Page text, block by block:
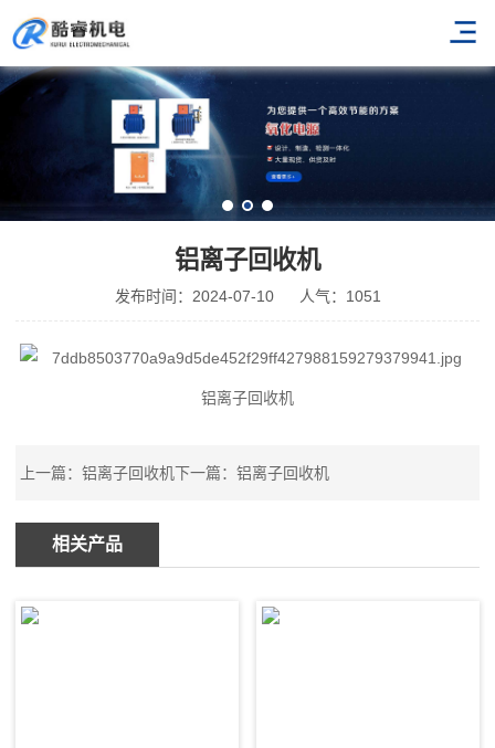
铝离子回收机
发布时间：2024-07-10 人气：1051
铝离子回收机
上一篇：铝离子回收机下一篇：铝离子回收机
相关产品